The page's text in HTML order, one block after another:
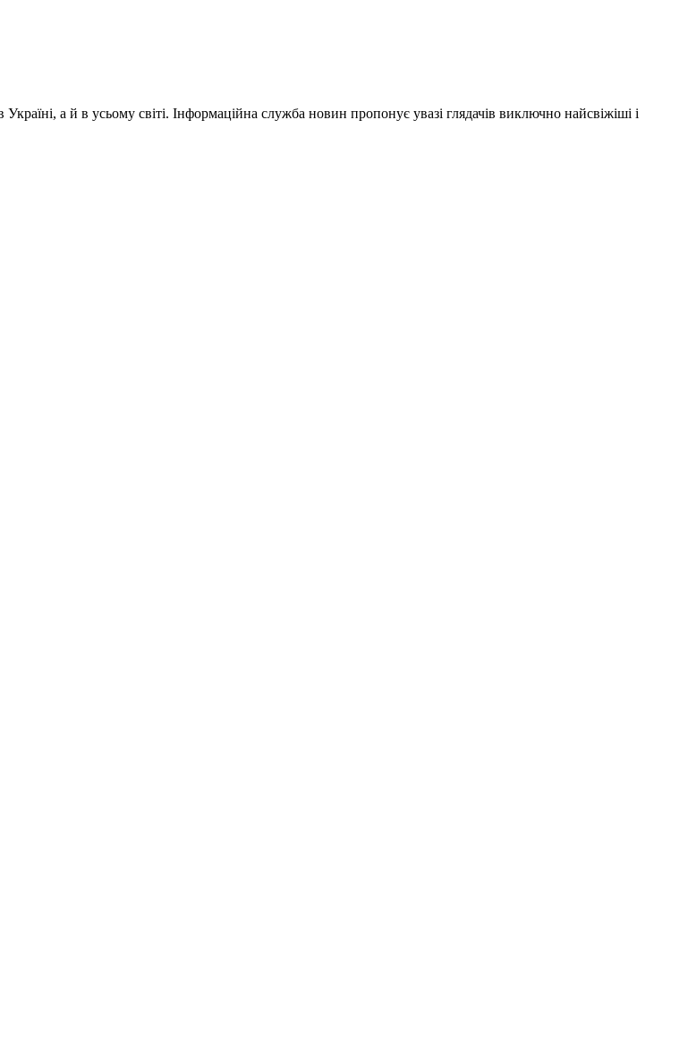
а й в усьому світі. Інформаційна служба новин пропонує увазі глядачів виключно найсвіжіші і